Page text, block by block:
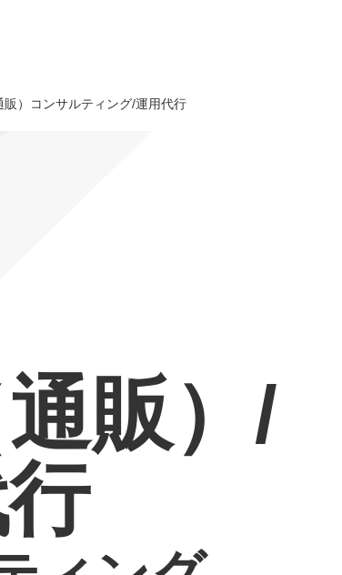
料金表
代表メッセージ（岩野圭佑）
販）コンサルティング/運用代行
販）/